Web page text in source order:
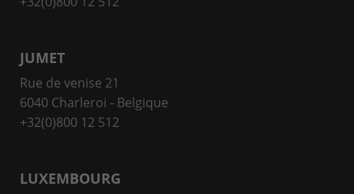
JUMET
Rue de venise 21
6040 Charleroi - Belgique
+32(0)800 12 512
LUXEMBOURG